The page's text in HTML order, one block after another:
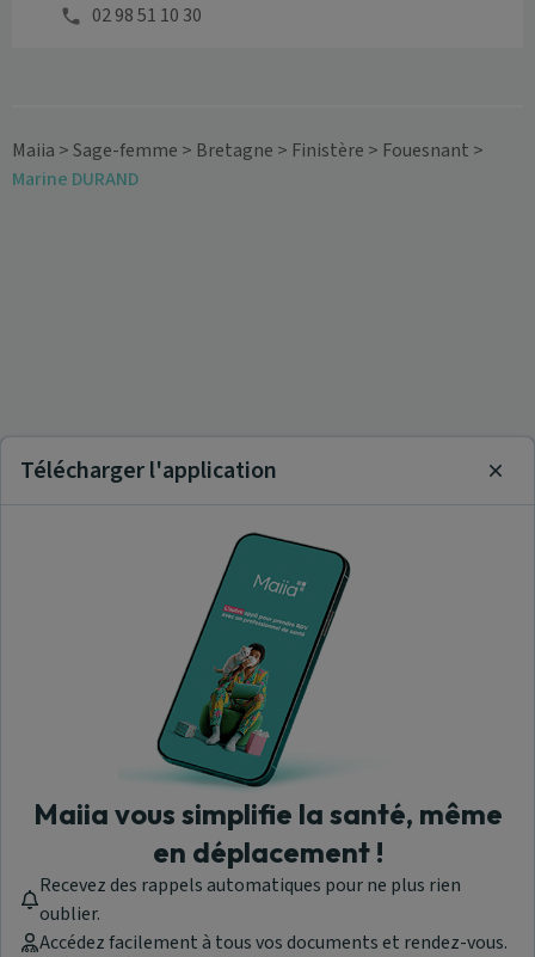
02 98 51 10 30
Maiia >Sage-femme > Bretagne > Finistère > Fouesnant >
Marine DURAND
Télécharger l'application
Maiia vous simplifie la santé, même
en déplacement !
Recevez des rappels automatiques pour ne plus rien
oublier.
Accédez facilement à tous vos documents et rendez-vous.